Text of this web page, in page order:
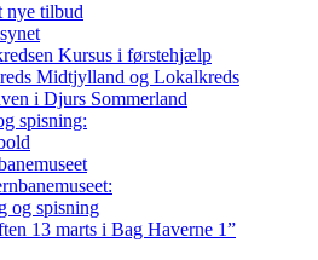
nye tilbud
Kursus i førstehjælp
Midtjylland og Lokalkreds
i Djurs Sommerland
spisning:
og spisning
13 marts i Bag Haverne 1”